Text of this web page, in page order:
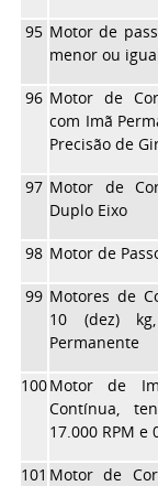
95 Motor de
menor ou
96 Motor de
com Imã
Precisão de
97 Motor de
Duplo Eixo
98 Motor de
99 Motores de
10 (dez)
Permanente
100Motor de
Contínua,
17.000 RPM e
101 Motor de